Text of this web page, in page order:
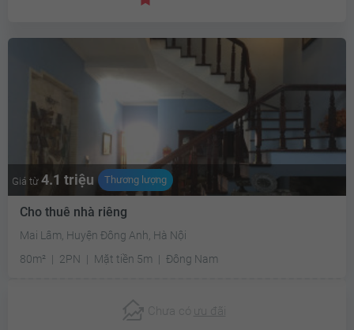
Giá từ 4.1 triệu Thương lượng
Cho thuê nhà riêng
Mai Lâm, Huyện Đông Anh, Hà Nội
80m²
2PN Mặt tiền 5m Đông Nam
Chưa có ưu đãi